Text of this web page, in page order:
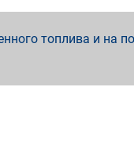
топлива и на